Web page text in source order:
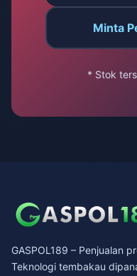
Minta
* Stok
GASPOL189 – Penjualan
Teknologi tembakau